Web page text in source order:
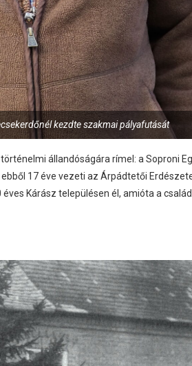
kezdte szakmai pályafutását
állandóságára rímel: a Soproni
17 éve vezeti az Árpádtetői
Kárász településen él, amióta a